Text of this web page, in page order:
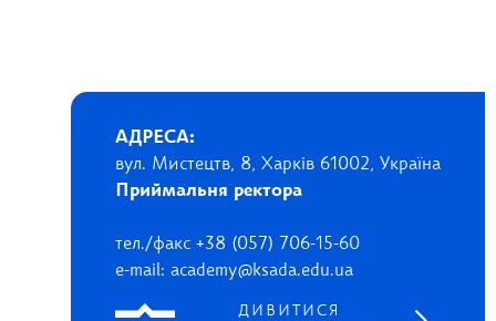
АДРЕСА:
вул. Мистецтв, 8, Харків 61002, Україна
Приймальня ректора
тел./факс +38 (057) 706-15-60
e-mail: academy@ksada.edu.ua
ДИВИТИСЯ